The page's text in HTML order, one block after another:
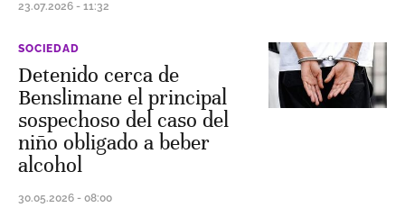
23.07.2026 - 11:32
SOCIEDAD
Detenido cerca de
Benslimane el principal
sospechoso del caso del
niño obligado a beber
alcohol
30.05.2026 - 08:00